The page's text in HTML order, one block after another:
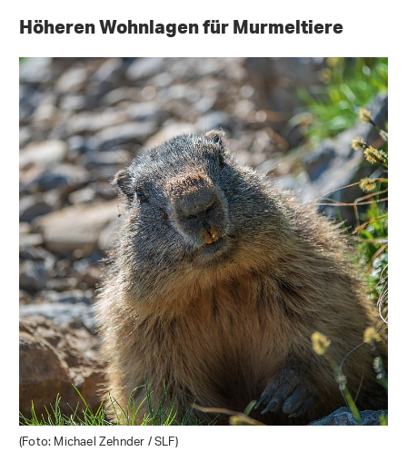
Höheren Wohnlagen für Murmeltiere
(Foto: Michael Zehnder / SLF)